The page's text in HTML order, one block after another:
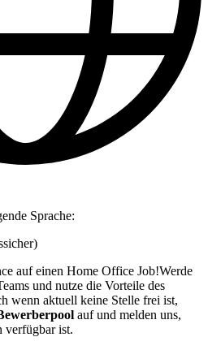
Sprache:
auf einen Home Office Job!Werde
und nutze die Vorteile des
wenn aktuell keine Stelle frei ist,
auf und melden uns,
verfügbar ist.